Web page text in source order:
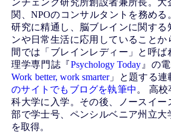
ンチェンク研究所創設者兼所長。
関、NPOのコンサルタントを務め
研究に精通し、脳ブレインに関する
ンや日常生活に応用していること
間では「ブレインレディー」と呼
理学専門誌『Psychology Today 』の
Work better, work smarter」と題する連
のサイトでもブログを執筆中 。 高
科大学に入学。その後、ノースイー
部で学士号、ペンシルベニア州立大
を取得。